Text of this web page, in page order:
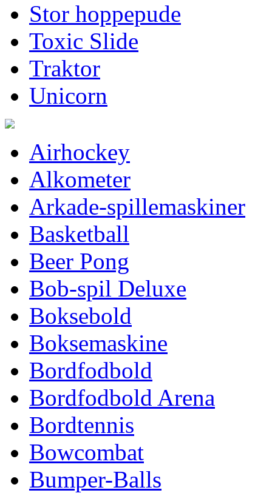
Stor hoppepude
Toxic Slide
Traktor
Unicorn
Airhockey
Alkometer
Arkade-spillemaskiner
Basketball
Beer Pong
Bob-spil Deluxe
Boksebold
Boksemaskine
Bordfodbold
Bordfodbold Arena
Bordtennis
Bowcombat
Bumper-Balls